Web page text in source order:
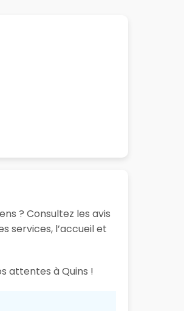
? Consultez les avis
services, l’accueil et
attentes à Quins !